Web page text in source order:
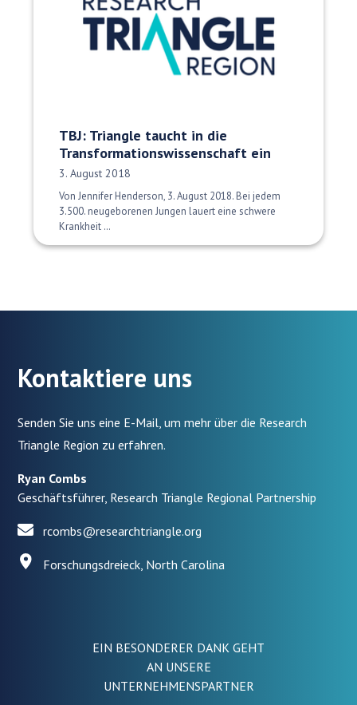
TBJ: Triangle taucht in die
Transformationswissenschaft ein
Veröffentlichungsdatum:
3. August 2018
Von Jennifer Henderson, 3. August 2018. Bei jedem
3.500. neugeborenen Jungen lauert eine schwere
Krankheit …
Kontaktiere uns
Senden Sie uns eine E-Mail, um mehr über die Research
Triangle Region zu erfahren.
Ryan Combs
Geschäftsführer, Research Triangle Regional Partnership
rcombs@researchtriangle.org
Forschungsdreieck, North Carolina
EIN BESONDERER DANK GEHT
AN UNSERE
UNTERNEHMENSPARTNER